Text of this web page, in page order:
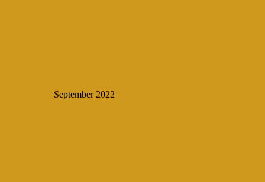
September 2022